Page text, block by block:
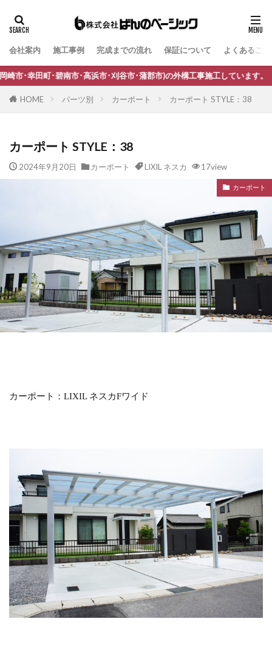
会社案内 施工事例 完成までの流れ 保証について よくあるご
浜市･刈谷市･蒲郡市)の外構工事施工しています。
HOME パーツ別 カーポート カーポート STYLE：38
カーポート STYLE：38
2024年9月20日 カーポート LIXIL ネスカ 17view
カーポート
カーポート：LIXIL ネスカFワイド
タグ
B-Life.s Bウッドスタイル
B-Life.s ジョグストーン
B-Life.s ロートアイアンサイン
Dea's Garden A-07
Dea'sGarden アルモ
Dea'sGarden カンナミニ
Dea'sGarden スタッコU
ECOMOC エコモックフェンス
Kターフ
LIXIL アーキフィールド
LIXIL アーキフラン
LIXIL アクシィ1型
LIXIL アクシィ2型
LIXIL アメリカンフェンス
LIXIL アルファベットサイン
LIXIL アルメッシュフェンス
LIXIL エススライド
LIXIL ガーデンルームGF
LIXIL サニーブリーズフェンス
LIXIL ジーマ
LIXIL スタイルコート
LIXIL ステンレスサイン
LIXIL スマート宅配ポスト
LIXIL デザイナーズパーツ 枕木材
LIXIL ネクストポスト
LIXIL ネスカ
LIXIL ハイサモア
LIXIL フーゴ
LIXIL ファンクションユニット アクシィ
LIXIL ファンクションユニット ウィルモダン